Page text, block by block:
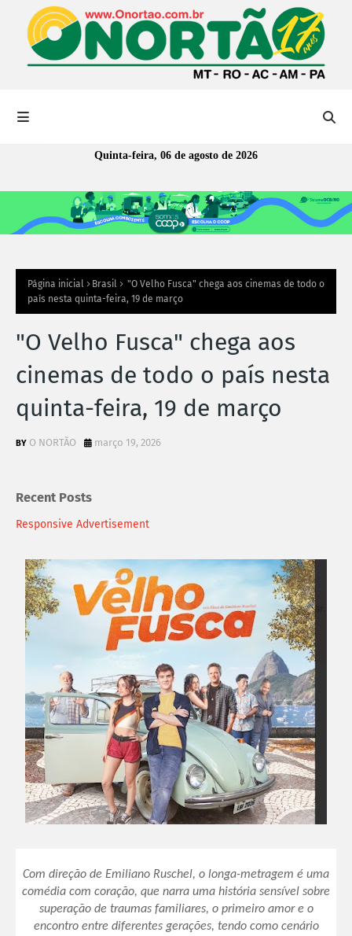
Quinta-feira, 06 de agosto de 2026
Página inicial Brasil
"O Velho Fusca" chega aos cinemas de todo o
país nesta quinta-feira, 19 de março
"O Velho Fusca" chega aos
cinemas de todo o país nesta
quinta-feira, 19 de março
O NORTÃO março 19, 2026
Recent Posts
Responsive Advertisement
Com direção de Emiliano Ruschel, o longa-metragem é uma
comédia com coração, que narra uma história sensível sobre
superação de traumas familiares, o primeiro amor e o
encontro entre diferentes gerações, tendo como cenário